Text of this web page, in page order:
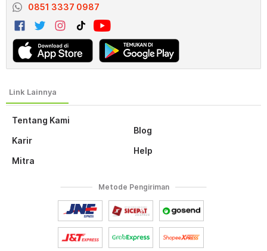
Tentang Kami
Karir
Mitra
Blog
Help
0851 3337 0987
Metode Pengiriman